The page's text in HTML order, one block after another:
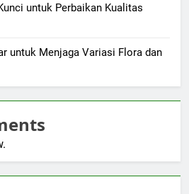
untuk Perbaikan Kualitas
untuk Menjaga Variasi Flora dan